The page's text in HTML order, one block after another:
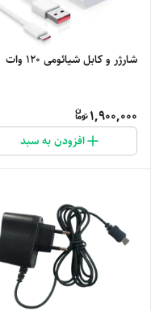
شارژر و کابل شیائومی 120 وات
1,900,000
افزودن به سبد